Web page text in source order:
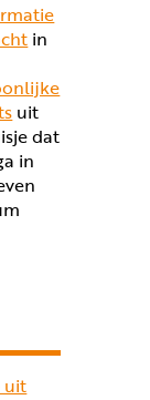
in
uit
dat
in
uit